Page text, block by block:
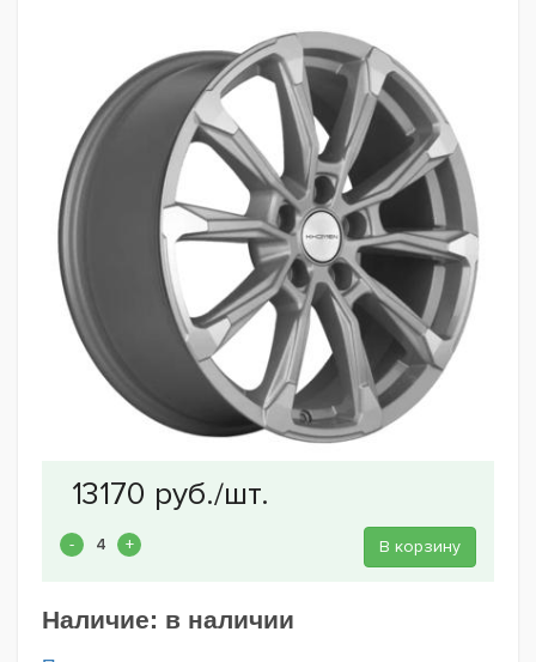
В корзину
Наличие: в наличии